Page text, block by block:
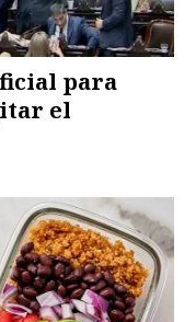
para
el